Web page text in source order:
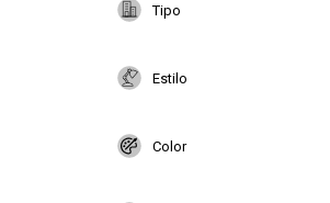
Tipo
Estilo
Color